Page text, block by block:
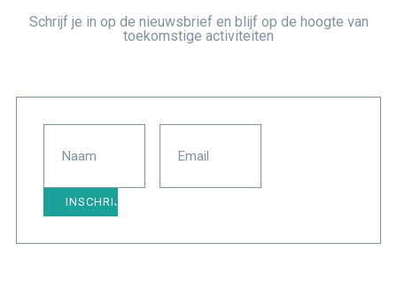
Schrijf je in op de nieuwsbrief en blijf op de hoogte van
toekomstige activiteiten